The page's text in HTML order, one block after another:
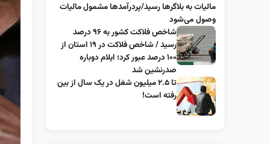
مالیات به بلاگرها رسید/پردرآمدها مشمول مالیات
وصول می‌شود
شاخص فلاکت کشور به ۹۶ درصد
رسید / شاخص فلاکت در ۱۹ استان از
۱۰۰ درصد عبور کرد؛ ایلام دوباره
صدرنشین شد
تا ۲.۵ میلیون شغل در یک سال از بین
رفته است!